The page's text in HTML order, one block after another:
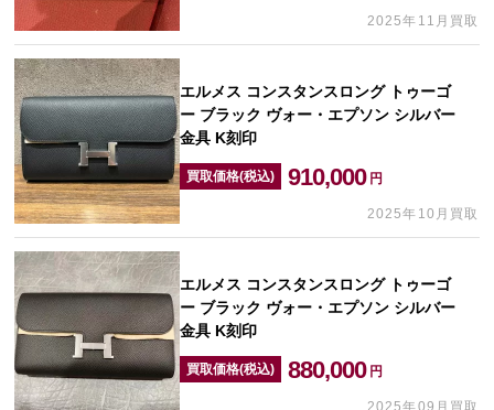
2025年11月買取
エルメス コンスタンスロング トゥーゴ
ー ブラック ヴォー・エプソン シルバー
金具 K刻印
買取価格(税込) 910,000 円
2025年10月買取
エルメス コンスタンスロング トゥーゴ
ー ブラック ヴォー・エプソン シルバー
金具 K刻印
買取価格(税込) 880,000 円